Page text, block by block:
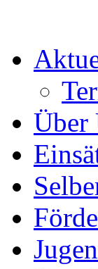
Über